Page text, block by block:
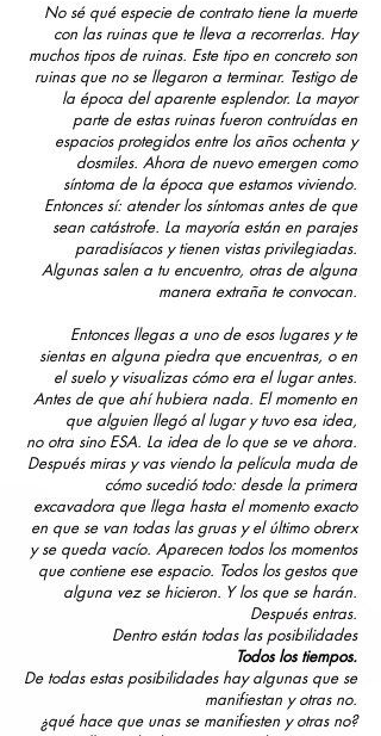
No sé qué especie de contrato tiene la muerte
con las ruinas que te lleva a recorrerlas. Hay
muchos tipos de ruinas. Este tipo en concreto son
ruinas que no se llegaron a terminar. Testigo de
la época del aparente esplendor. La mayor
parte de estas ruinas fueron contruídas en
espacios protegidos entre los años ochenta y
dosmiles. Ahora de nuevo emergen como
síntoma de la época que estamos viviendo.
Entonces sí: atender los síntomas antes de que
sean catástrofe. La mayoría están en parajes
paradisíacos y tienen vistas privilegiadas.
Algunas salen a tu encuentro, otras de alguna
manera extraña te convocan.
Entonces llegas a uno de esos lugares y te
sientas en alguna piedra que encuentras, o en
el suelo y visualizas cómo era el lugar antes.
Antes de que ahí hubiera nada. El momento en
que alguien llegó al lugar y tuvo esa idea,
no otra sino ESA. La idea de lo que se ve ahora.
Después miras y vas viendo la película muda de
cómo sucedió todo: desde la primera
excavadora que llega hasta el momento exacto
en que se van todas las gruas y el último obrerx
yse queda vacío. Aparecen todos los momentos
que contiene ese espacio. Todos los gestos que
alguna vez se hicieron. Y los que se harán.
Después entras.
Dentro están todas las posibilidades
Todos los tiempos.
De todas estas posibilidades hay algunas que se
manifiestan y otras no.
¿qué hace que unas se manifiesten y otras no?